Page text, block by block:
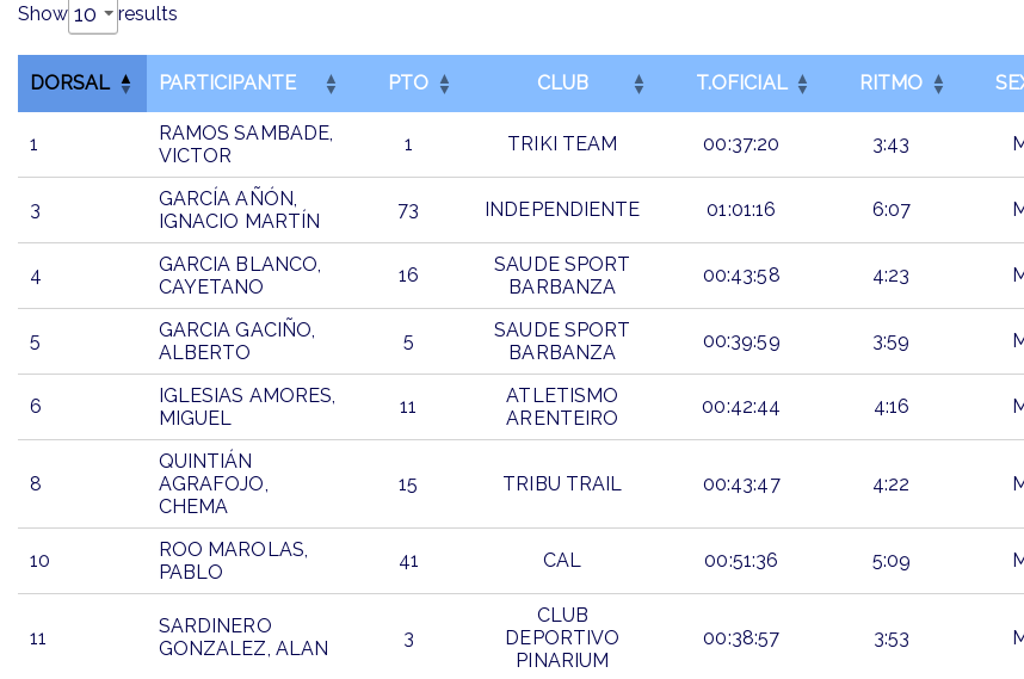
Show results
DORSAL PARTICIPANTE PTO CLUB T.OFICIAL RITMO
1
RAMOS SAMBADE,
VICTOR
1 TRIKI TEAM 00:37:20 3:43
3
GARCÍA AÑÓN,
IGNACIO MARTÍN
73 INDEPENDIENTE 01:01:16 6:07
4
GARCIA BLANCO,
CAYETANO
16
SAUDE SPORT
BARBANZA
00:43:58 4:23
5
GARCIA GACIÑO,
ALBERTO
5
SAUDE SPORT
BARBANZA
00:39:59 3:59
6
IGLESIAS AMORES,
MIGUEL
11
ATLETISMO
ARENTEIRO
00:42:44 4:16
8
QUINTIÁN
AGRAFOJO,
CHEMA
15 TRIBU TRAIL 00:43:47 4:22
10
ROO MAROLAS,
PABLO
41 CAL 00:51:36 5:09
11
SARDINERO
GONZALEZ, ALAN
3
CLUB
DEPORTIVO
PINARIUM
00:38:57 3:53